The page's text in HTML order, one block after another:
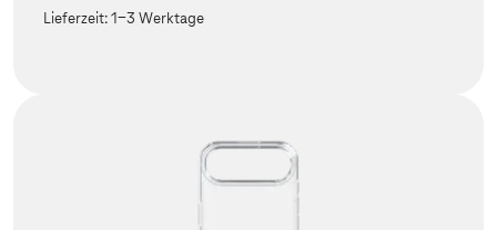
Lieferzeit:1-3 Werktage